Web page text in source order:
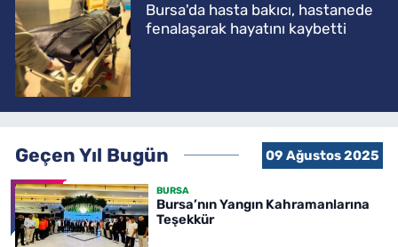
Bursa'da hasta bakıcı, hastanede
fenalaşarak hayatını kaybetti
Geçen Yıl Bugün 09 Ağustos 2025
BURSA
Bursa’nın Yangın Kahramanlarına
Teşekkür